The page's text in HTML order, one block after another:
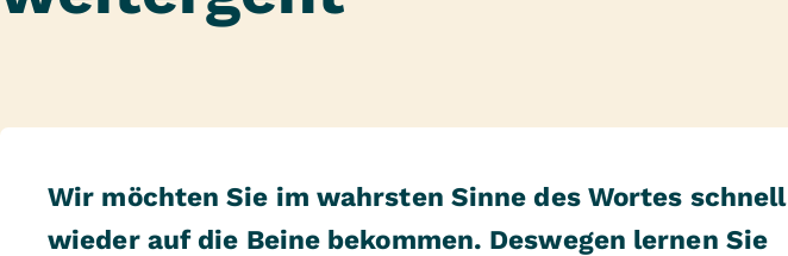
Wir möchten Sie im wahrsten Sinne des Wortes schnell
wieder auf die Beine bekommen. Deswegen lernen Sie